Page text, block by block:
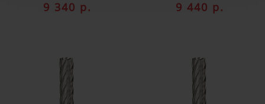
9 340 р. 9 440 р.